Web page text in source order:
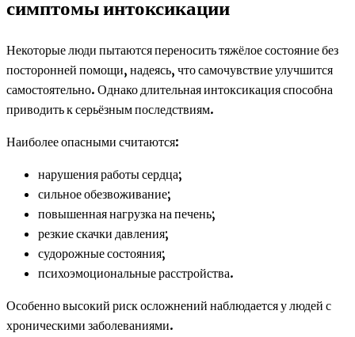
симптомы интоксикации
Некоторые люди пытаются переносить тяжёлое состояние без
посторонней помощи, надеясь, что самочувствие улучшится
самостоятельно. Однако длительная интоксикация способна
приводить к серьёзным последствиям.
Наиболее опасными считаются:
нарушения работы сердца;
сильное обезвоживание;
повышенная нагрузка на печень;
резкие скачки давления;
судорожные состояния;
психоэмоциональные расстройства.
Особенно высокий риск осложнений наблюдается у людей с
хроническими заболеваниями.